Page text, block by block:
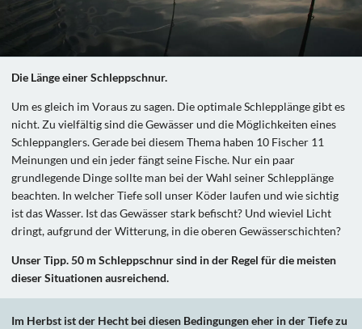
Die Länge einer Schleppschnur.
Um es gleich im Voraus zu sagen. Die optimale Schlepplänge gibt es
nicht. Zu vielfältig sind die Gewässer und die Möglichkeiten eines
Schleppanglers. Gerade bei diesem Thema haben 10 Fischer 11
Meinungen und ein jeder fängt seine Fische. Nur ein paar
grundlegende Dinge sollte man bei der Wahl seiner Schlepplänge
beachten. In welcher Tiefe soll unser Köder laufen und wie sichtig
ist das Wasser. Ist das Gewässer stark befischt? Und wieviel Licht
dringt, aufgrund der Witterung, in die oberen Gewässerschichten?
Unser Tipp. 50 m Schleppschnur sind in der Regel für die meisten
dieser Situationen ausreichend.
Im Herbst ist der Hecht bei diesen Bedingungen eher in der Tiefe zu